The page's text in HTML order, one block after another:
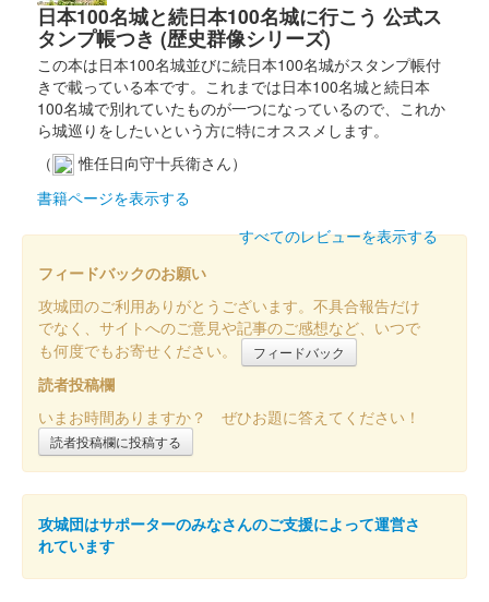
日本100名城と続日本100名城に行こう 公式ス
タンプ帳つき (歴史群像シリーズ)
この本は日本100名城並びに続日本100名城がスタンプ帳付
きで載っている本です。これまでは日本100名城と続日本
100名城で別れていたものが一つになっているので、これか
ら城巡りをしたいという方に特にオススメします。
（
惟任日向守十兵衛さん）
書籍ページを表示する
すべてのレビューを表示する
フィードバックのお願い
攻城団のご利用ありがとうございます。不具合報告だけ
でなく、サイトへのご意見や記事のご感想など、いつで
も何度でもお寄せください。
フィードバック
読者投稿欄
いまお時間ありますか？ ぜひお題に答えてください！
読者投稿欄に投稿する
攻城団はサポーターのみなさんのご支援によって運営さ
れています